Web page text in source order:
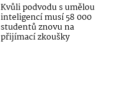
Kvůli podvodu s umělou
inteligencí musí 58 000
studentů znovu na
přijímací zkoušky